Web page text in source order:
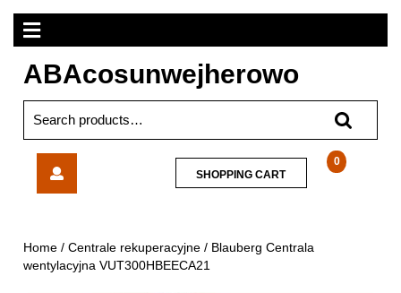
Skip
content
Open
Menu
ABAcosunwejherowo
for:
0
SHOPPING CARTSHOPPING
CART
Home /Centrale rekuperacyjne / Blauberg Centrala
wentylacyjna VUT300HBEECA21